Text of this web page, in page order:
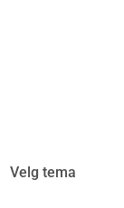
Velg tema